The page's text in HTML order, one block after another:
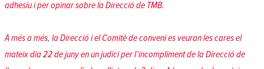
adhesiu i per opinar sobre la Direcció de TMB.
A més a més, la Direcció i el Comitè de conveni es veuran les cares el
mateix dia 22 de juny en un judici per l’incompliment de la Direcció de